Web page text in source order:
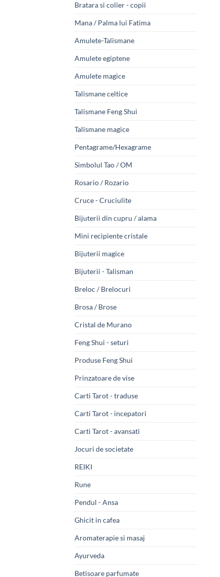
Bratara si colier - copii
Mana / Palma lui Fatima
Amulete-Talismane
Amulete egiptene
Amulete magice
Talismane celtice
Talismane Feng Shui
Talismane magice
Pentagrame/Hexagrame
Simbolul Tao / OM
Rosario / Rozario
Cruce - Cruciulite
Bijuterii din cupru / alama
Mini recipiente cristale
Bijuterii magice
Bijuterii - Talisman
Breloc / Brelocuri
Brosa / Brose
Cristal de Murano
Feng Shui - seturi
Produse Feng Shui
Prinzatoare de vise
Carti Tarot - traduse
Carti Tarot - incepatori
Carti Tarot - avansati
Jocuri de societate
REIKI
Rune
Pendul - Ansa
Ghicit in cafea
Aromaterapie si masaj
Ayurveda
Betisoare parfumate